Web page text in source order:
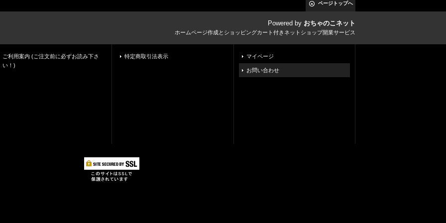
ページトップへ
Powered by おちゃのこネット
ホームページ作成とショッピングカート付きネットショップ開業サービス
ご利用案内 (ご注文前に必ずお読み下さ
い！)
特定商取引法表示 マイページ
お問い合わせ